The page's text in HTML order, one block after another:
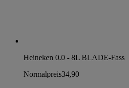
Heineken 0.0 - 8L BLADE-Fass
Normalpreis34,90